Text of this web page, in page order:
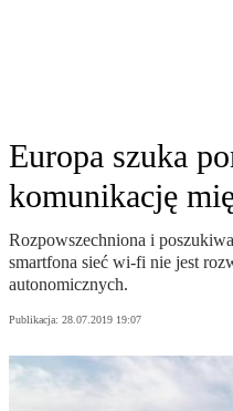
Europa szuka
komunikację
Rozpowszechniona i
smartfona sieć wi-fi nie jest
autonomicznych.
Publikacja: 28.07.2019 19:07